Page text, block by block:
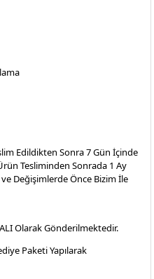
Edildikten Sonra 7 Gün İçinde
Tesliminden Sonrada 1 Ay
Değişimlerde Önce Bizim İle
Olarak Gönderilmektedir.
Paketi Yapılarak